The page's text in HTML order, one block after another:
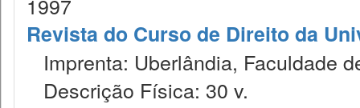
Revista do Curso de Direito da
Imprenta: Uberlândia, Faculdade
Descrição Física: 30 v.